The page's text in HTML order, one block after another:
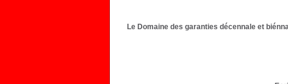
Le Domaine des garanties décennale et